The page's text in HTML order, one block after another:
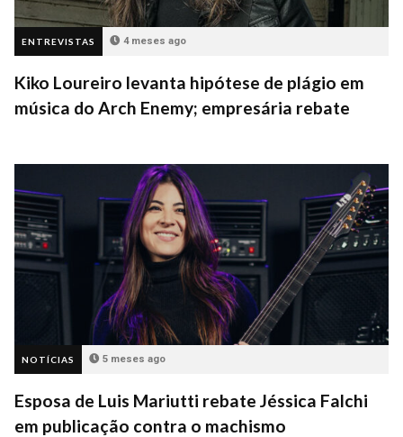
ENTREVISTAS 4 meses ago
Kiko Loureiro levanta hipótese de plágio em
música do Arch Enemy; empresária rebate
NOTÍCIAS 5 meses ago
Esposa de Luis Mariutti rebate Jéssica Falchi
em publicação contra o machismo